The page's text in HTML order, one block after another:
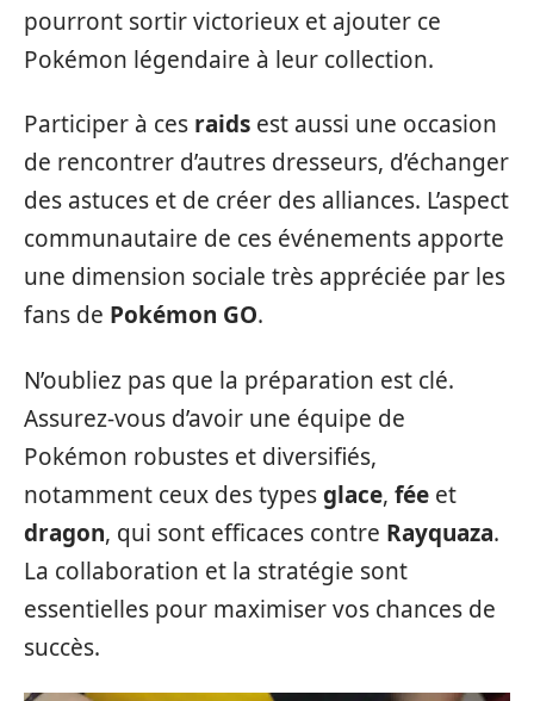
pourront sortir victorieux et ajouter ce
Pokémon légendaire à leur collection.
Participer à ces raids est aussi une occasion
de rencontrer d’autres dresseurs, d’échanger
des astuces et de créer des alliances. L’aspect
communautaire de ces événements apporte
une dimension sociale très appréciée par les
fans de Pokémon GO.
N’oubliez pas que la préparation est clé.
Assurez-vous d’avoir une équipe de
Pokémon robustes et diversifiés,
notamment ceux des typesglace, fée et
dragon, qui sont efficaces contre Rayquaza.
La collaboration et la stratégie sont
essentielles pour maximiser vos chances de
succès.